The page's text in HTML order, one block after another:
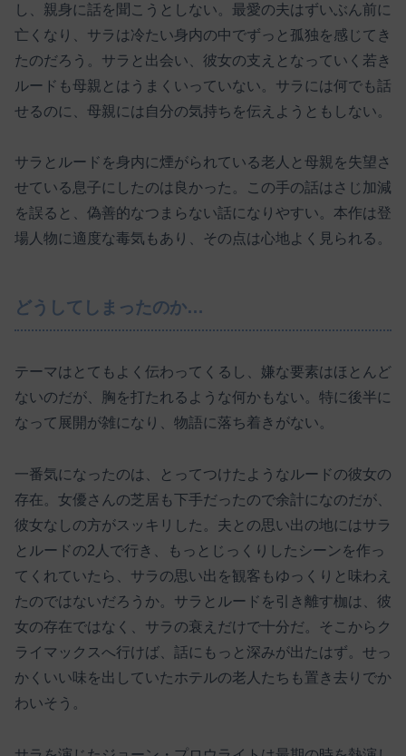
し、親身に話を聞こうとしない。最愛の夫はずいぶん前に
亡くなり、サラは冷たい身内の中でずっと孤独を感じてき
たのだろう。サラと出会い、彼女の支えとなっていく若き
ルードも母親とはうまくいっていない。サラには何でも話
せるのに、母親には自分の気持ちを伝えようともしない。
サラとルードを身内に煙がられている老人と母親を失望さ
せている息子にしたのは良かった。この手の話はさじ加減
を誤ると、偽善的なつまらない話になりやすい。本作は登
場人物に適度な毒気もあり、その点は心地よく見られる。
どうしてしまったのか…
テーマはとてもよく伝わってくるし、嫌な要素はほとんど
ないのだが、胸を打たれるような何かもない。特に後半に
なって展開が雑になり、物語に落ち着きがない。
一番気になったのは、とってつけたようなルードの彼女の
存在。女優さんの芝居も下手だったので余計になのだが、
彼女なしの方がスッキリした。夫との思い出の地にはサラ
とルードの2人で行き、もっとじっくりしたシーンを作っ
てくれていたら、サラの思い出を観客もゆっくりと味わえ
たのではないだろうか。サラとルードを引き離す枷は、彼
女の存在ではなく、サラの衰えだけで十分だ。そこからク
ライマックスへ行けば、話にもっと深みが出たはず。せっ
かくいい味を出していたホテルの老人たちも置き去りでか
わいそう。